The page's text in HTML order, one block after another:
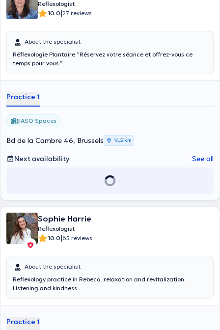
Reflexologist
10.0|27 reviews
About the specialist
Réflexologie Plantaire “Réservez votre séance et offrez-vous ce
temps pour vous.”
Practice 1
IASO Spaces
Bd de la Cambre 46, Brussels 14,5 km
Next availability See all
Sophie Harrie
Reflexologist
10.0|65 reviews
About the specialist
Reflexology practice in Rebecq. relaxation and revitalization.
Listening and kindness.
Practice 1